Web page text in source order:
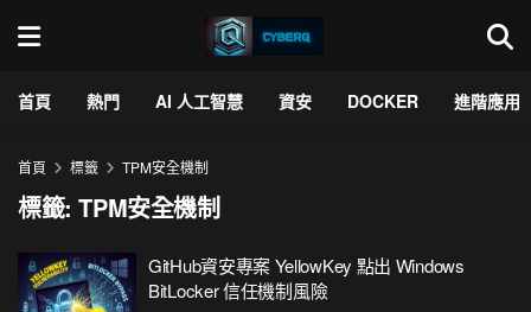
首頁 熱門 AI 人工智慧 資安 DOCKER 進階應用
首頁 標籤 TPM安全機制
標籤:TPM安全機制
GitHub資安專案 YellowKey 點出 Windows
BitLocker 信任機制風險